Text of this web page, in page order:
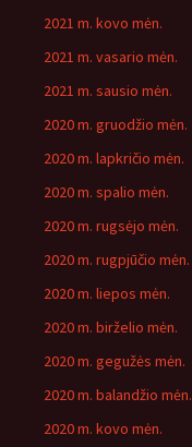
2021 m. kovo mėn.
2021 m. vasario mėn.
2021 m. sausio mėn.
2020 m. gruodžio mėn.
2020 m. lapkričio mėn.
2020 m. spalio mėn.
2020 m. rugsėjo mėn.
2020 m. rugpjūčio mėn.
2020 m. liepos mėn.
2020 m. birželio mėn.
2020 m. gegužės mėn.
2020 m. balandžio mėn.
2020 m. kovo mėn.